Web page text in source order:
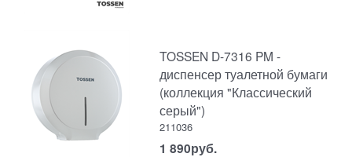
TOSSEN D-7316 PM -
диспенсер туалетной бумаги
(коллекция "Классический
серый")
211036
1 890руб.